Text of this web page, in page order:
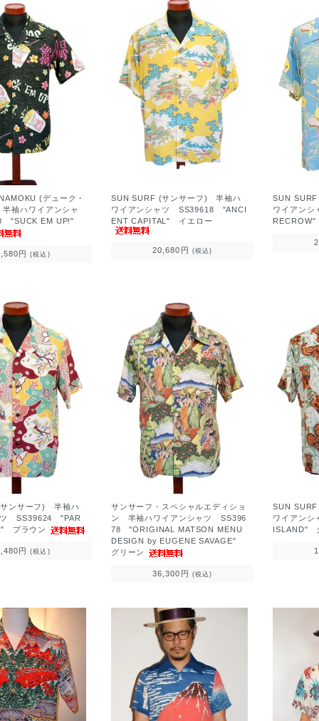
(デューク・
袖ハワイアンシャ
"SUCK EM UP!"
円 (税込)
SUN SURF (サンサーフ) 半袖ハ
ワイアンシャツ SS39618 "ANCI
ENT CAPITAL" イエロー
20,680円 (税込)
SUN
ワイアン
ンサーフ) 半袖ハ
ツ SS39624 "PAR
ブラウン
円 (税込)
サンサーフ・スペシャルエディショ
ン 半袖ハワイアンシャツ SS396
78 "ORIGINAL MATSON MENU
DESIGN by EUGENE SAVAGE"
グリーン
36,300円 (税込)
SUN
ワイアン
ISLAND"